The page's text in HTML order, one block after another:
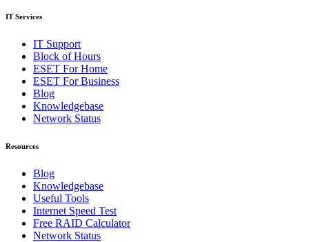
IT Services
IT Support
Block of Hours
ESET For Home
ESET For Business
Blog
Knowledgebase
Network Status
Resources
Blog
Knowledgebase
Useful Tools
Internet Speed Test
Free RAID Calculator
Network Status